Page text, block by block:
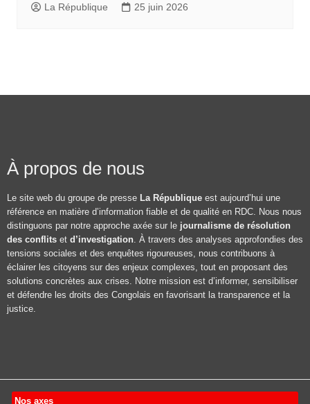
La République 25 juin 2026
À propos de nous
Le site web du groupe de presse La République est aujourd’hui une
référence en matière d’information fiable et de qualité en RDC. Nous nous
distinguons par notre approche axée sur le journalisme de résolution
des conflits et d’investigation. À travers des analyses approfondies des
tensions sociales et des enquêtes rigoureuses, nous contribuons à
éclairer les citoyens sur des enjeux complexes, tout en proposant des
solutions concrètes aux crises. Notre mission est d’informer, sensibiliser
et défendre les droits des Congolais en favorisant la transparence et la
justice.
Nos axes